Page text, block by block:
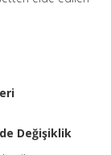
Değişiklik